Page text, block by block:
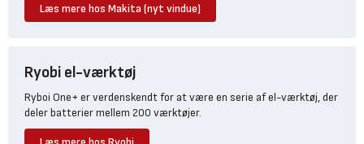
Læs mere hos Makita (nyt vindue)
Ryobi el-værktøj
Ryboi One+ er verdenskendt for at være en serie af el-værktøj, der
deler batterier mellem 200 værktøjer.